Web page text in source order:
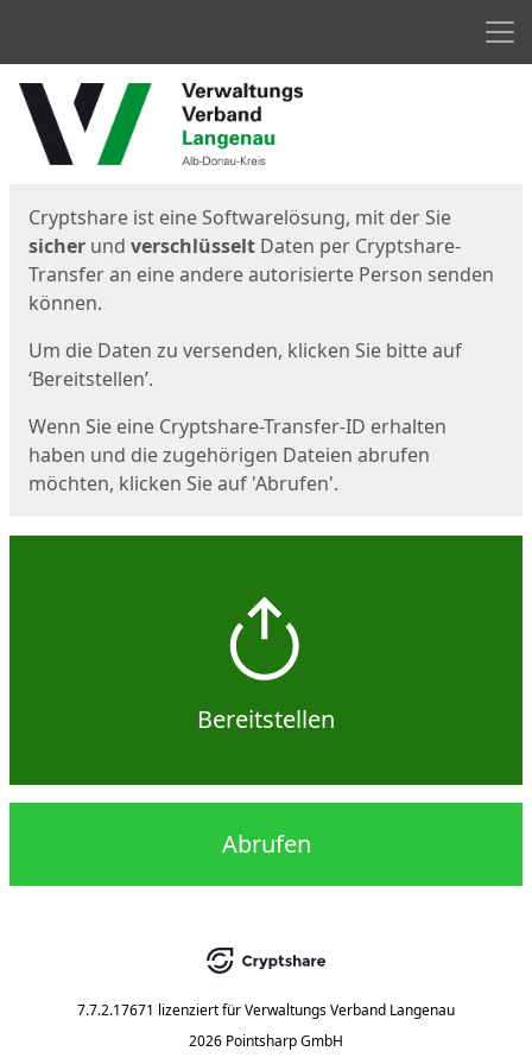
Start
Cryptshare ist eine Softwarelösung, mit der Sie
sicher und verschlüsselt Daten per Cryptshare-
Transfer an eine andere autorisierte Person senden
können.
Um die Daten zu versenden, klicken Sie bitte auf
‘Bereitstellen’.
Wenn Sie eine Cryptshare-Transfer-ID erhalten
haben und die zugehörigen Dateien abrufen
möchten, klicken Sie auf 'Abrufen'.
Bereitstellen
Abrufen
7.7.2.17671 lizenziert fürVerwaltungs Verband Langenau
2026 Pointsharp GmbH